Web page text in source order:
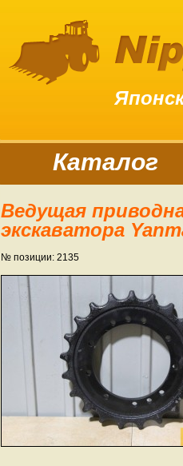
Каталог
Ведущая приводная звездочка (звезда) гусеницы
экскаватора
№ позиции: 2135